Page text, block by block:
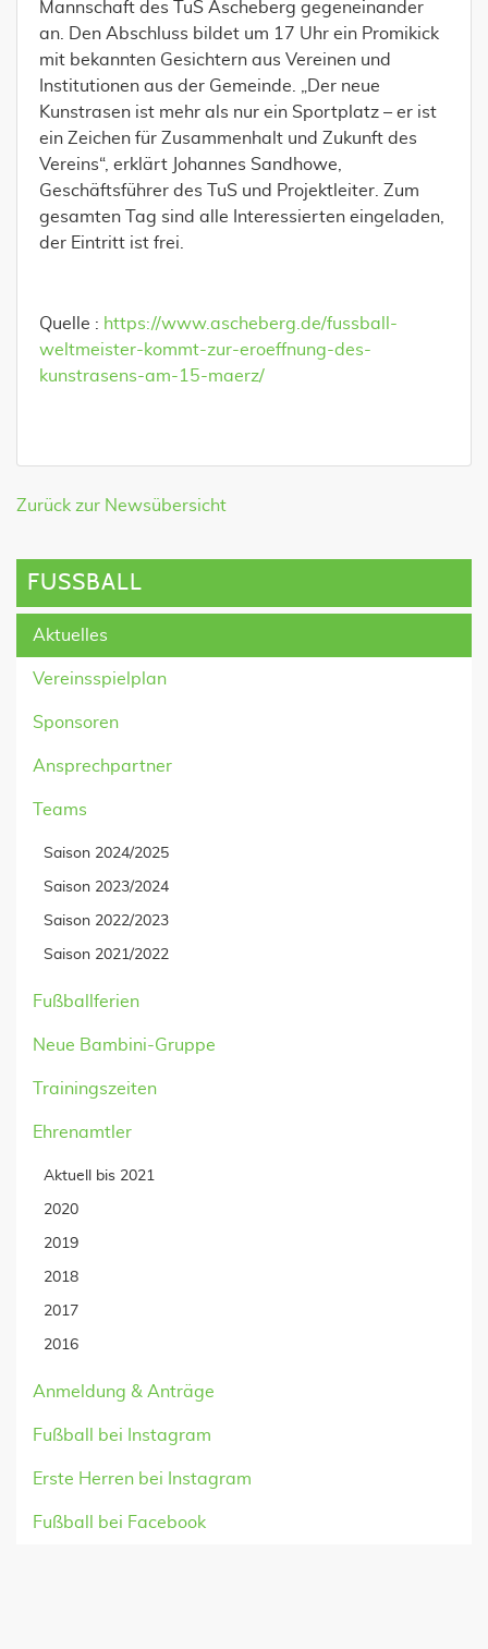
Mannschaft des TuS Ascheberg gegeneinander
an. Den Abschluss bildet um 17 Uhr ein Promikick
mit bekannten Gesichtern aus Vereinen und
Institutionen aus der Gemeinde. „Der neue
Kunstrasen ist mehr als nur ein Sportplatz – er ist
ein Zeichen für Zusammenhalt und Zukunft des
Vereins“, erklärt Johannes Sandhowe,
Geschäftsführer des TuS und Projektleiter. Zum
gesamten Tag sind alle Interessierten eingeladen,
der Eintritt ist frei.
Quelle : https://www.ascheberg.de/fussball-
weltmeister-kommt-zur-eroeffnung-des-
kunstrasens-am-15-maerz/
Zurück zur Newsübersicht
FUSSBALL
Aktuelles
Vereinsspielplan
Sponsoren
Ansprechpartner
Teams
Saison 2024/2025
Saison 2023/2024
Saison 2022/2023
Saison 2021/2022
Fußballferien
Neue Bambini-Gruppe
Trainingszeiten
Ehrenamtler
Aktuell bis 2021
2020
2019
2018
2017
2016
Anmeldung & Anträge
Fußball bei Instagram
Erste Herren bei Instagram
Fußball bei Facebook